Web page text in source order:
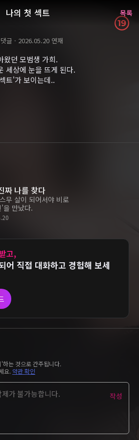
나의 첫 섹트 목록
글 · 2026.05.20 연재
왔던 모범생 가희.
세상에 눈을 뜨게 된다.
트'가 보이는데..
짜 나를 찾다
무 살이 되어서야 비로
을 만났다.
고,
어 직접 대화하고 경험해 보세
는 것으로 간주됩니다.
요. 약관 확인
작성